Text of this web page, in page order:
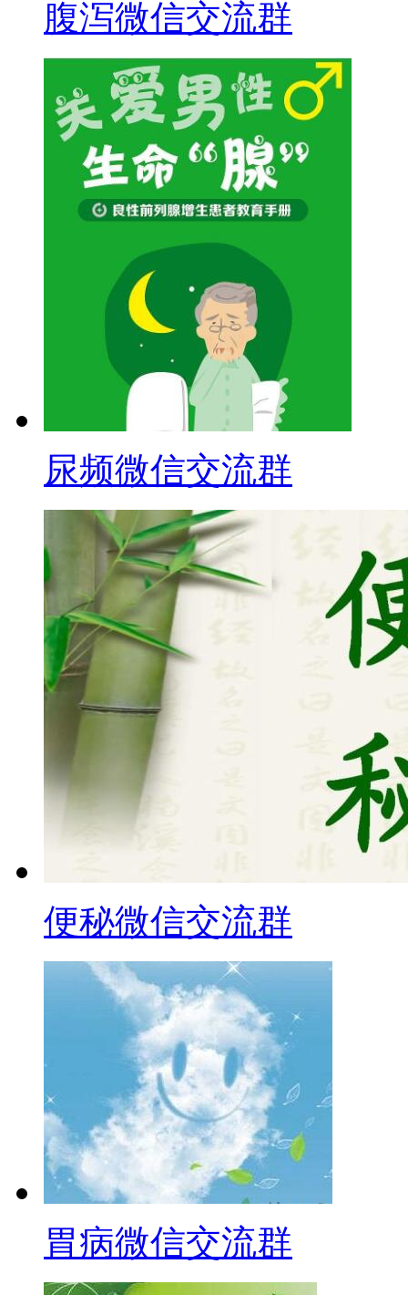
腹泻微信交流群
尿频微信交流群
便秘微信交流群
胃病微信交流群